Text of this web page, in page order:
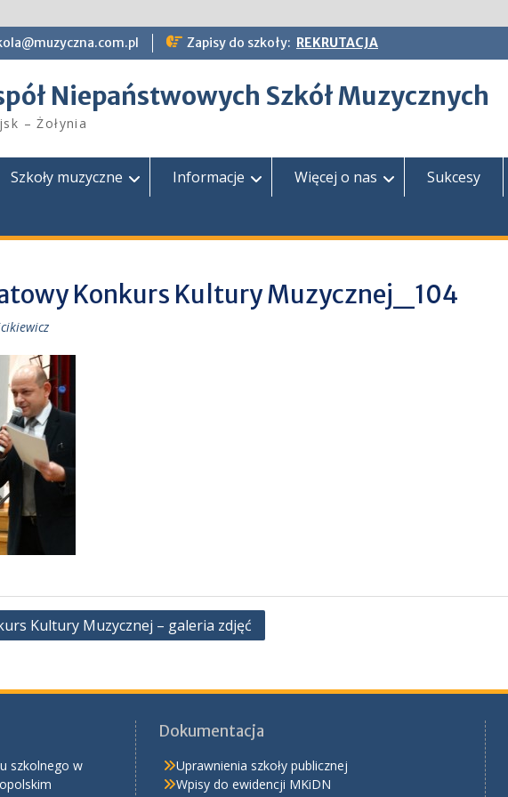
Zapisy do szkoły: REKRUTACJA
Niepaństwowych Szkół Muzycznych
– Żołynia
Szkoły muzyczne Informacje Więcej o nas Sukcesy
Konkurs Kultury Muzycznej_104
Kultury Muzycznej – galeria zdjęć
szkolnego w
Dokumentacja
Uprawnienia szkoły publicznej
Wpisy do ewidencji MKiDN